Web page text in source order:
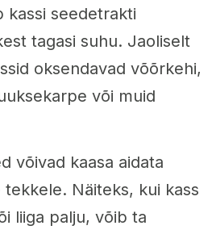
kassi seedetrakti
tagasi suhu. Jaoliselt
oksendavad võõrkehi,
või muid
võivad kaasa aidata
tekkele. Näiteks, kui kass
liiga palju, võib ta